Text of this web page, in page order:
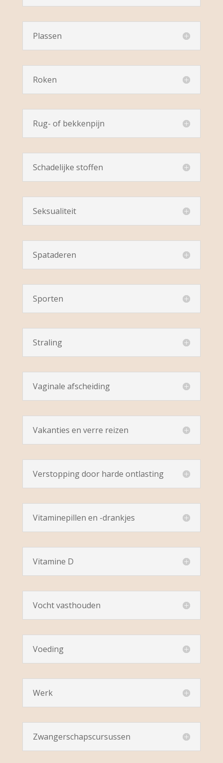
Plassen
Roken
Rug- of bekkenpijn
Schadelijke stoffen
Seksualiteit
Spataderen
Sporten
Straling
Vaginale afscheiding
Vakanties en verre reizen
Verstopping door harde ontlasting
Vitaminepillen en -drankjes
Vitamine D
Vocht vasthouden
Voeding
Werk
Zwangerschapscursussen